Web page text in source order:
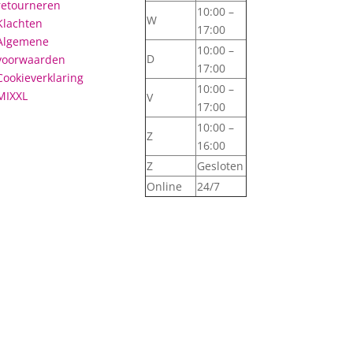
W
10:00 –
17:00
D
10:00 –
17:00
V
10:00 –
17:00
Z
10:00 –
16:00
Z
Gesloten
Online
24/7